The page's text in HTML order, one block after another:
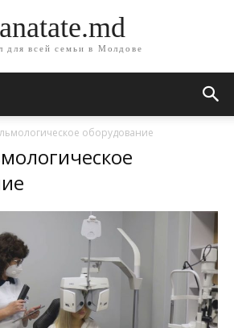
для всей семьи в Молдове
оборудование